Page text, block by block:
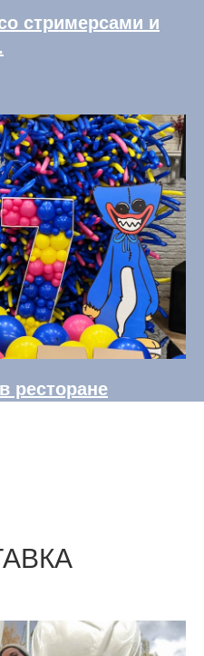
стримерсами и
ресторане